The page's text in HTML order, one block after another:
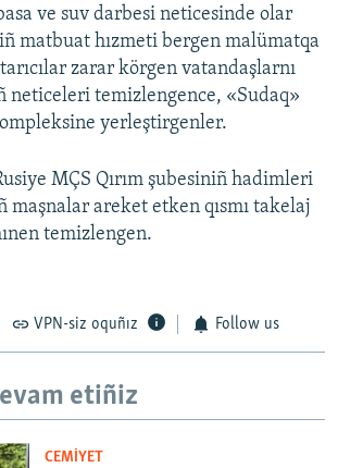
ve suv darbesi neticesinde olar
matbuat hızmeti bergen malümatqa
zarar körgen vatandaşlarnı
neticeleri temizlengence, «Sudaq»
yerleştirgenler.
MÇS Qırım şubesiniñ hadimleri
maşnalar areket etken qısmı takelaj
temizlengen.
VPN-siz oquñız Follow us
etiñiz
CEMİYET